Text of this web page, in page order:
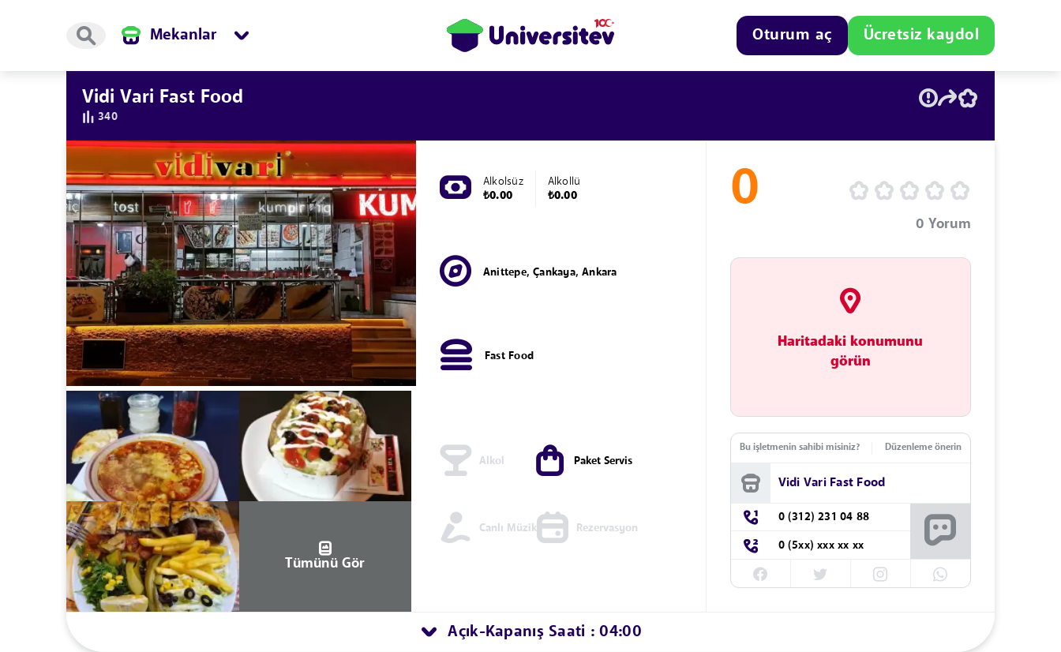
Mekanlar Oturum aç Ücretsiz kaydol
Vidi Vari Fast Food
340
Tümünü Gör
Alkolsüz
₺0.00
Alkollü
₺0.00
Anittepe, Çankaya, Ankara
Fast Food
Alkol Paket Servis
Canlı Müzik Rezervasyon
0
0 Yorum
Haritadaki konumunu
görün
Bu işletmenin sahibi misiniz? Düzenleme önerin
Vidi Vari Fast Food
0 (312) 231 04 88
0 (5xx) xxx xx xx
Açık-Kapanış Saati : 04:00